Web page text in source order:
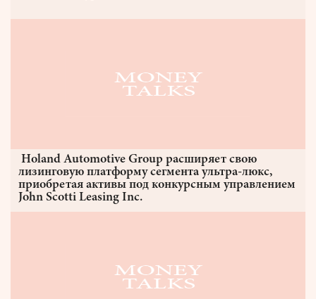
Holand Automotive Group расширяет свою
лизинговую платформу сегмента ультра-люкс,
приобретая активы под конкурсным управлением
John Scotti Leasing Inc.